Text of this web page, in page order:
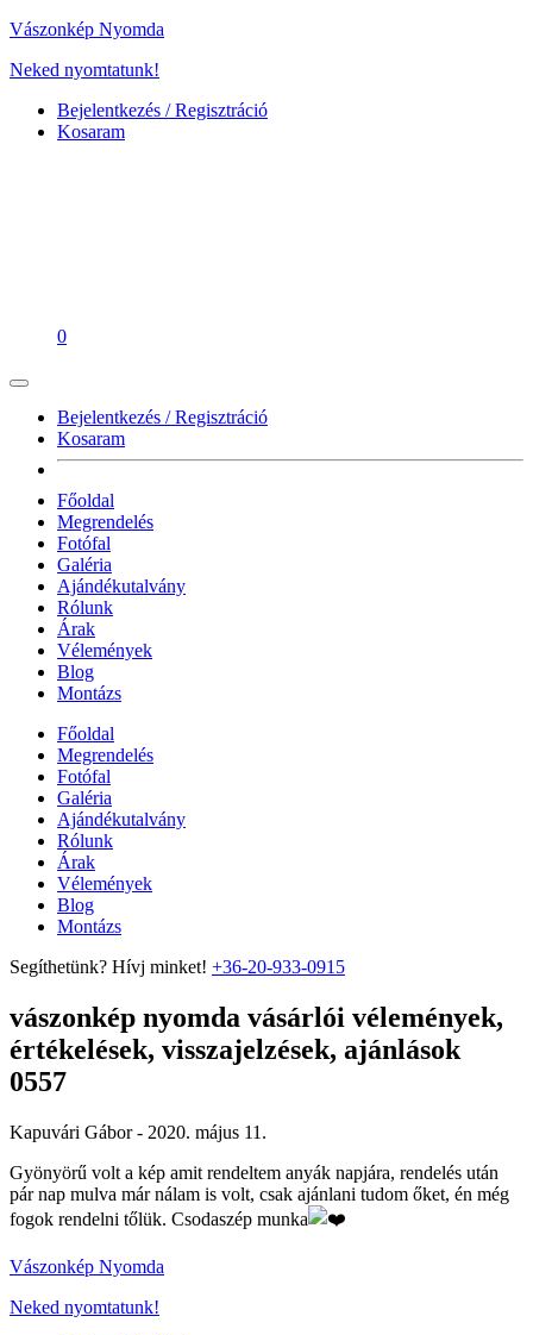
Vászonkép Nyomda
Neked nyomtatunk!
Bejelentkezés / Regisztráció
Kosaram
0
Bejelentkezés / Regisztráció
Kosaram
Főoldal
Megrendelés
Fotófal
Galéria
Ajándékutalvány
Rólunk
Árak
Vélemények
Blog
Montázs
Főoldal
Megrendelés
Fotófal
Galéria
Ajándékutalvány
Rólunk
Árak
Vélemények
Blog
Montázs
Segíthetünk? Hívj minket! +36-20-933-0915
vászonkép nyomda vásárlói vélemények,
értékelések, visszajelzések, ajánlások
0557
Kapuvári Gábor - 2020. május 11.
Gyönyörű volt a kép amit rendeltem anyák napjára, rendelés után
pár nap mulva már nálam is volt, csak ajánlani tudom őket, én még
fogok rendelni tőlük. Csodaszép munka
Vászonkép Nyomda
Neked nyomtatunk!